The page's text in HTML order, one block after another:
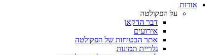
אודות
על הפקולטה
דבר הדקאן
אירועים
אתר הבטיחות של הפקולטה
גלריית תמונות